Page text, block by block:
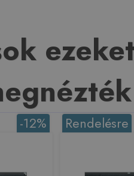
-12% Rendelésre